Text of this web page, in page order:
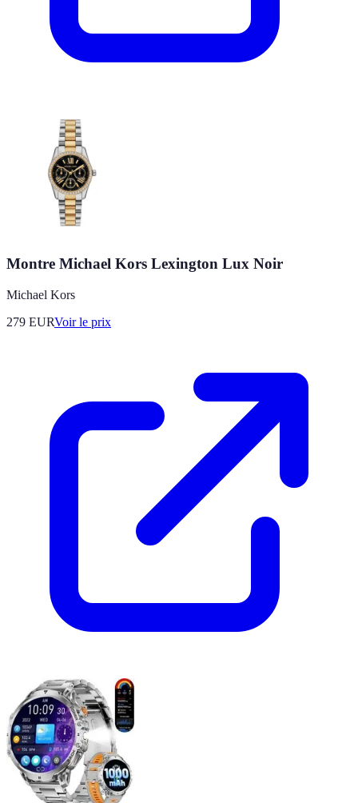
Montre Michael Kors Lexington Lux Noir
Michael Kors
279 EURVoir le prix